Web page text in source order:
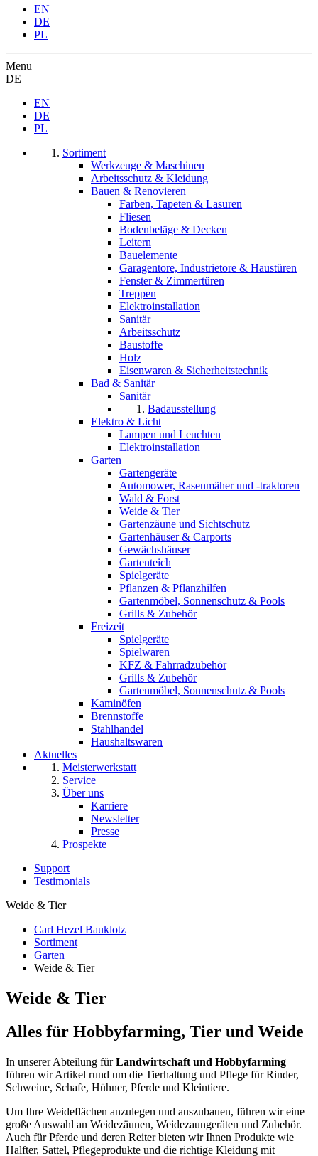
EN
DE
PL
Menu
DE
EN
DE
PL
Sortiment
Werkzeuge & Maschinen
Arbeitsschutz & Kleidung
Bauen & Renovieren
Farben, Tapeten & Lasuren
Fliesen
Bodenbeläge & Decken
Leitern
Bauelemente
Garagentore, Industrietore & Haustüren
Fenster & Zimmertüren
Treppen
Elektroinstallation
Sanitär
Arbeitsschutz
Baustoffe
Holz
Eisenwaren & Sicherheitstechnik
Bad & Sanitär
Sanitär
Badausstellung
Elektro & Licht
Lampen und Leuchten
Elektroinstallation
Garten
Gartengeräte
Automower, Rasenmäher und -traktoren
Wald & Forst
Weide & Tier
Gartenzäune und Sichtschutz
Gartenhäuser & Carports
Gewächshäuser
Gartenteich
Spielgeräte
Pflanzen & Pflanzhilfen
Gartenmöbel, Sonnenschutz & Pools
Grills & Zubehör
Freizeit
Spielgeräte
Spielwaren
KFZ & Fahrradzubehör
Grills & Zubehör
Gartenmöbel, Sonnenschutz & Pools
Kaminöfen
Brennstoffe
Stahlhandel
Haushaltswaren
Aktuelles
Meisterwerkstatt
Service
Über uns
Karriere
Newsletter
Presse
Prospekte
Support
Testimonials
Weide & Tier
Carl Hezel Bauklotz
Sortiment
Garten
Weide & Tier
Weide & Tier
Alles für Hobbyfarming, Tier und Weide
In unserer Abteilung fürLandwirtschaft und Hobbyfarming
führen wir Artikel rund um die Tierhaltung und Pflege für Rinder,
Schweine, Schafe, Hühner, Pferde und Kleintiere.
Um Ihre Weideflächen anzulegen und auszubauen, führen wir eine
große Auswahl an Weidezäunen, Weidezaungeräten und Zubehör.
Auch für Pferde und deren Reiter bieten wir Ihnen Produkte wie
Halfter, Sattel, Pflegeprodukte und die richtige Kleidung mit